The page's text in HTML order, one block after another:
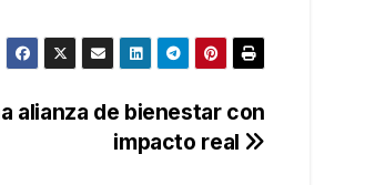
alianza de bienestar con
impacto real